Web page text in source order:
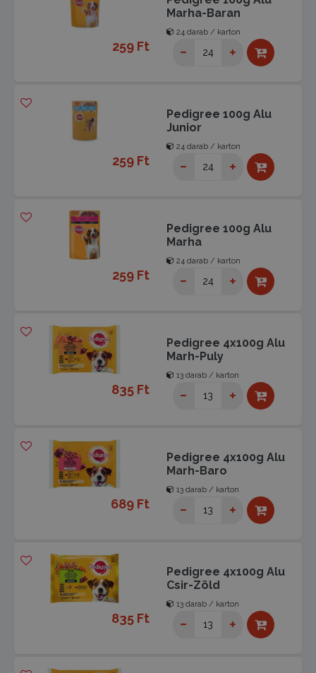
Marha-Baran
24 darab / karton
259 Ft
Pedigree 100g Alu
Junior
24 darab / karton
259 Ft
Pedigree 100g Alu
Marha
24 darab / karton
259 Ft
Pedigree 4x100g Alu
Marh-Puly
13 darab / karton
835 Ft
Pedigree 4x100g Alu
Marh-Baro
13 darab / karton
689 Ft
Pedigree 4x100g Alu
Csir-Zöld
13 darab / karton
835 Ft